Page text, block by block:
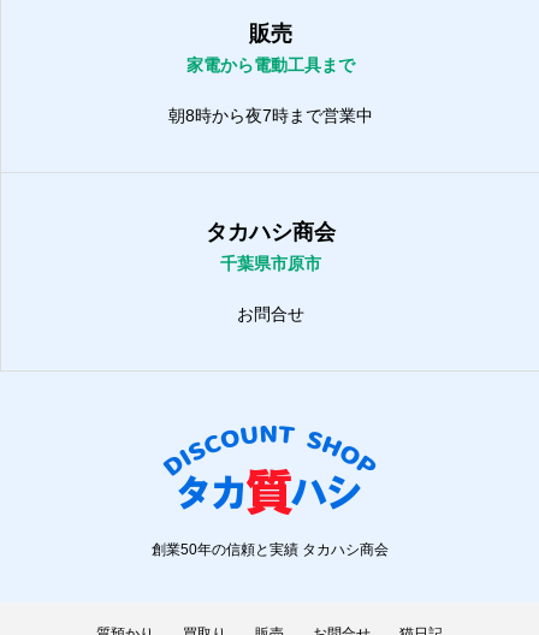
販売
家電から電動工具まで
朝8時から夜7時まで営業中
タカハシ商会
千葉県市原市
お問合せ
創業50年の信頼と実績 タカハシ商会